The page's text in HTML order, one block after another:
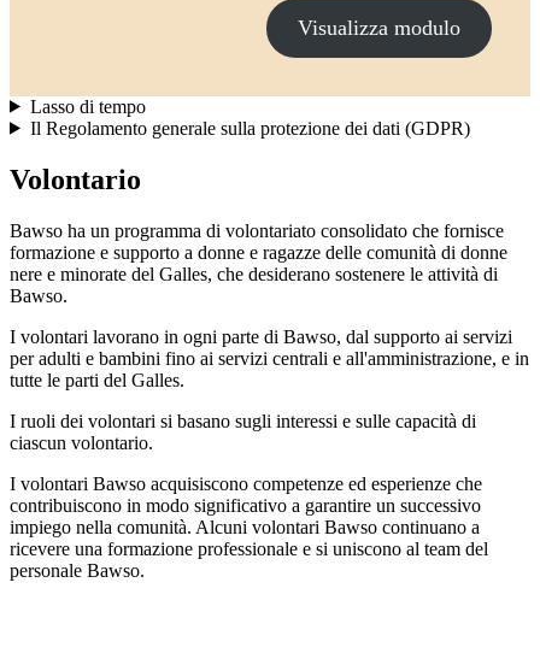
Visualizza modulo
Lasso di tempo
Il Regolamento generale sulla protezione dei dati (GDPR)
Volontario
Bawso ha un programma di volontariato consolidato che fornisce
formazione e supporto a donne e ragazze delle comunità di donne
nere e minorate del Galles, che desiderano sostenere le attività di
Bawso.
I volontari lavorano in ogni parte di Bawso, dal supporto ai servizi
per adulti e bambini fino ai servizi centrali e all'amministrazione, e in
tutte le parti del Galles.
I ruoli dei volontari si basano sugli interessi e sulle capacità di
ciascun volontario.
I volontari Bawso acquisiscono competenze ed esperienze che
contribuiscono in modo significativo a garantire un successivo
impiego nella comunità. Alcuni volontari Bawso continuano a
ricevere una formazione professionale e si uniscono al team del
personale Bawso.